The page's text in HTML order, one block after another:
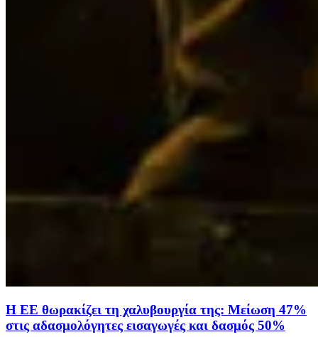
Η ΕΕ θωρακίζει τη χαλυβουργία της: Μείωση 47%
στις αδασμολόγητες εισαγωγές και δασμός 50%